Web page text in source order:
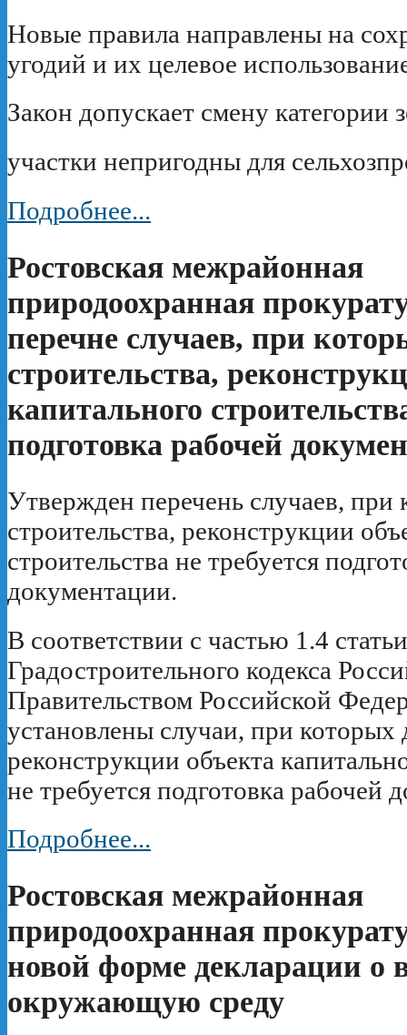
Новые правила направлены на
угодий и их целевое
Закон допускает смену категории
участки непригодны для
Подробнее...
Ростовская межрайонная
природоохранная
перечне случаев, при
строительства,
капитального
подготовка рабочей
Утвержден перечень случаев, при
строительства, реконструкции
строительства не требуется
документации.
В соответствии с частью 1.4
Градостроительного кодекса
Правительством Российской
установлены случаи, при которых
реконструкции объекта
не требуется подготовка рабочей
Подробнее...
Ростовская межрайонная
природоохранная
новой форме декларации о
окружающую среду